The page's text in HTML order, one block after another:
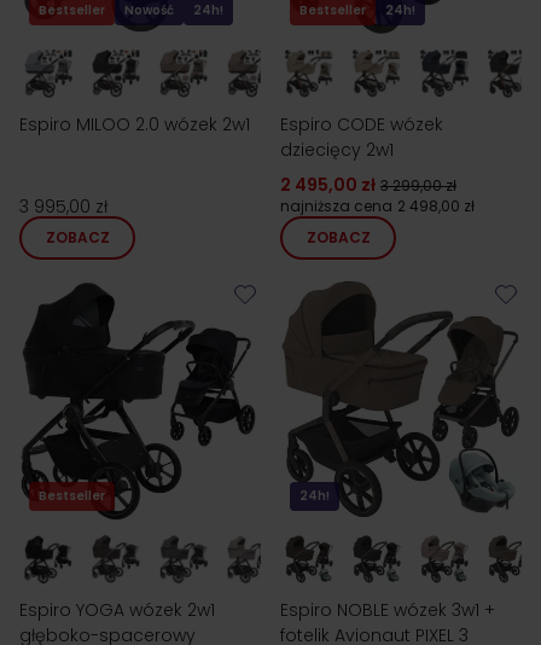
Bestseller Nowość 24h!
Espiro MILOO 2.0 wózek 2w1
3 995,00 zł
ZOBACZ
Bestseller 24h!
Espiro CODE wózek
dziecięcy 2w1
2 495,00 zł 3 299,00 zł
najniższa cena 2 498,00 zł
ZOBACZ
Bestseller
Espiro YOGA wózek 2w1
głęboko-spacerowy
24h!
Espiro NOBLE wózek 3w1 +
fotelik Avionaut PIXEL 3